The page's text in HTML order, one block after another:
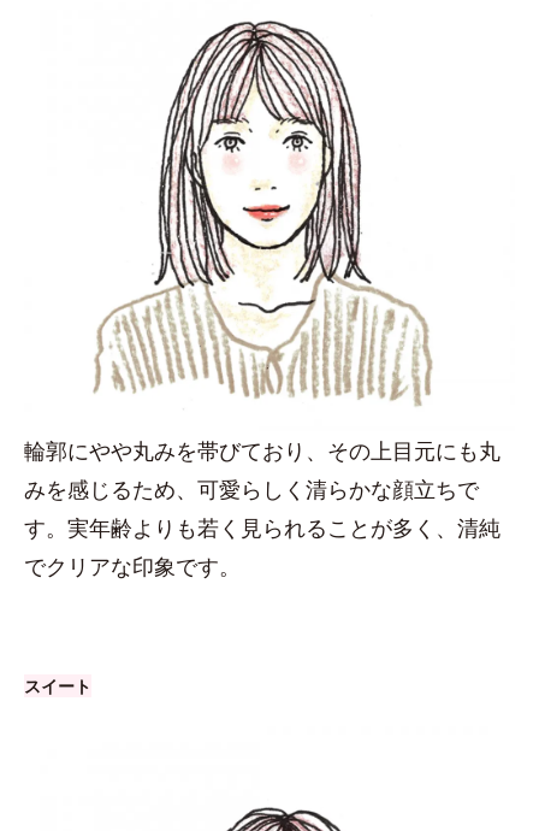
輪郭にやや丸みを帯びており、その上目元にも丸
みを感じるため、可愛らしく清らかな顔立ちで
す。実年齢よりも若く見られることが多く、清純
でクリアな印象です。
スイート